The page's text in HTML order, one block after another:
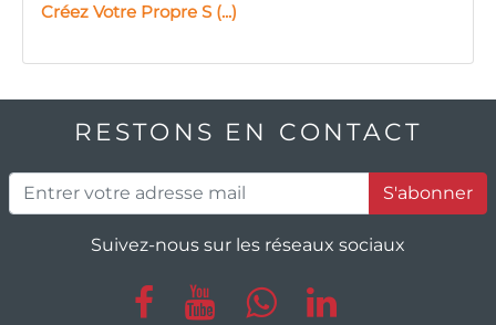
Créez Votre Propre S (...)
RESTONS EN CONTACT
S'abonner
Suivez-nous sur les réseaux sociaux